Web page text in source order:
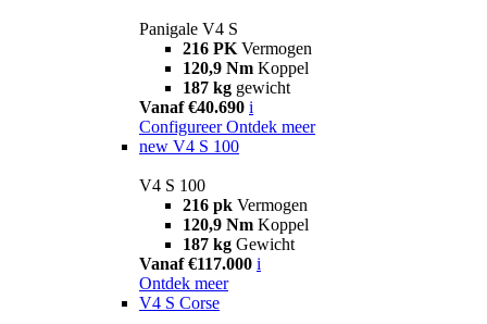
Panigale V4 S
216 PK Vermogen
120,9 Nm Koppel
187 kg gewicht
Vanaf €40.690 i
Configureer Ontdek meer
new V4 S 100
V4 S 100
216 pk Vermogen
120,9 Nm Koppel
187 kg Gewicht
Vanaf €117.000 i
Ontdek meer
V4 S Corse